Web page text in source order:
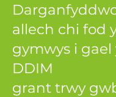
allech chi fod
gymwys i gael
DDIM
grant trwy